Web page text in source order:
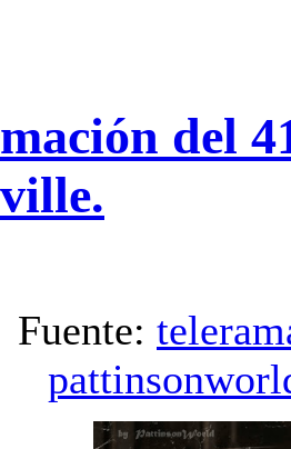
del
Fuente: